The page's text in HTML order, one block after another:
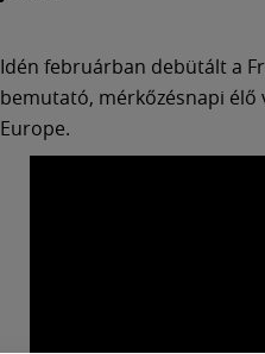
Idén februárban debütált a
bemutató, mérkőzésnapi élő
Europe.